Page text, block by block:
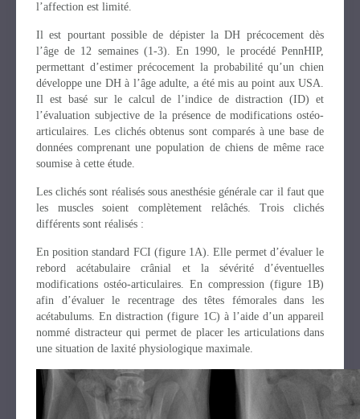
l’affection est limité.
Il est pourtant possible de dépister la DH précocement dès
l’âge de 12 semaines (1-3). En 1990, le procédé PennHIP,
permettant d’estimer précocement la probabilité qu’un chien
développe une DH à l’âge adulte, a été mis au point aux USA.
Il est basé sur le calcul de l’indice de distraction (ID) et
l’évaluation subjective de la présence de modifications ostéo-
articulaires. Les clichés obtenus sont comparés à une base de
données comprenant une population de chiens de même race
soumise à cette étude.
Les clichés sont réalisés sous anesthésie générale car il faut que
les muscles soient complètement relâchés. Trois clichés
différents sont réalisés :
En position standard FCI (figure 1A). Elle permet d’évaluer le
rebord acétabulaire crânial et la sévérité d’éventuelles
modifications ostéo-articulaires. En compression (figure 1B)
afin d’évaluer le recentrage des têtes fémorales dans les
acétabulums. En distraction (figure 1C) à l’aide d’un appareil
nommé distracteur qui permet de placer les articulations dans
une situation de laxité physiologique maximale.